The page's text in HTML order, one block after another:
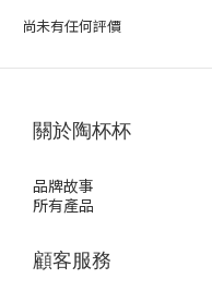
尚未有任何評價
關於陶杯杯
品牌故事
所有產品
顧客服務